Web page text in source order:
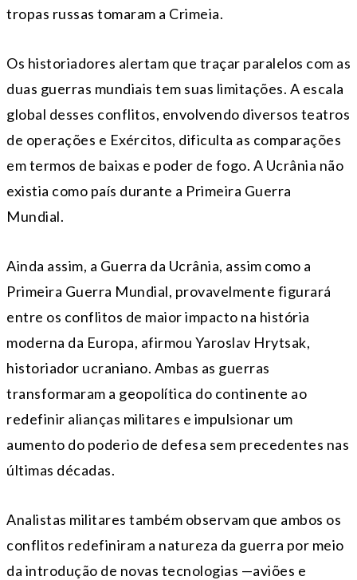
tropas russas tomaram a Crimeia.
Os historiadores alertam que traçar paralelos com as
duas guerras mundiais tem suas limitações. A escala
global desses conflitos, envolvendo diversos teatros
de operações e Exércitos, dificulta as comparações
em termos de baixas e poder de fogo. A Ucrânia não
existia como país durante a Primeira Guerra
Mundial.
Ainda assim, a Guerra da Ucrânia, assim como a
Primeira Guerra Mundial, provavelmente figurará
entre os conflitos de maior impacto na história
moderna da Europa, afirmou Yaroslav Hrytsak,
historiador ucraniano. Ambas as guerras
transformaram a geopolítica do continente ao
redefinir alianças militares e impulsionar um
aumento do poderio de defesa sem precedentes nas
últimas décadas.
Analistas militares também observam que ambos os
conflitos redefiniram a natureza da guerra por meio
da introdução de novas tecnologias —aviões e